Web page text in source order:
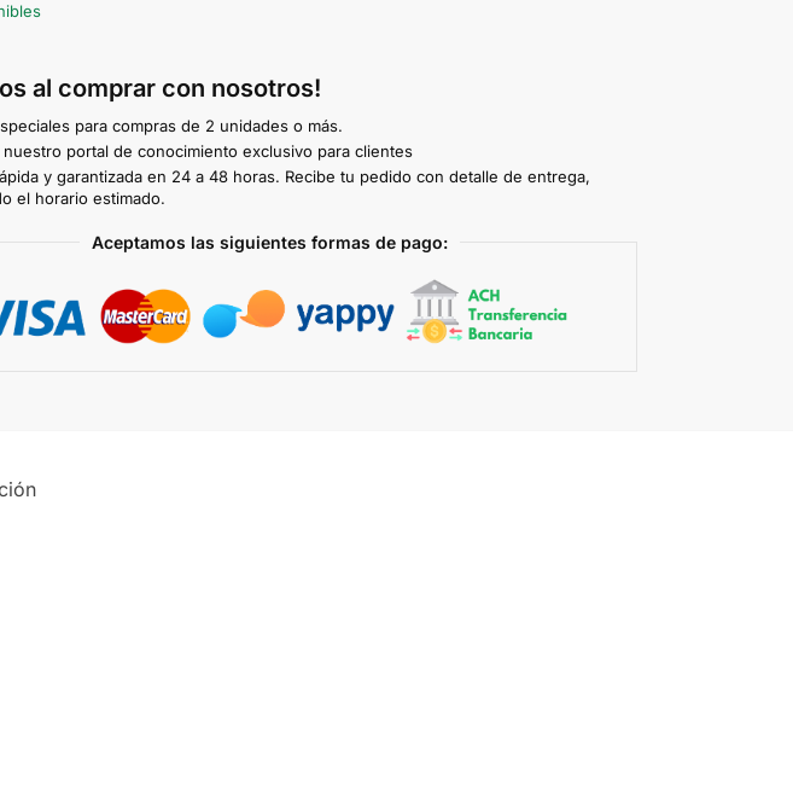
al comprar con nosotros!
para compras de 2 unidades o más.
nuestro portal de conocimiento exclusivo para clientes
y garantizada en 24 a 48 horas. Recibe tu pedido con detalle de entrega,
el horario estimado.
Aceptamos las siguientes formas de pago: